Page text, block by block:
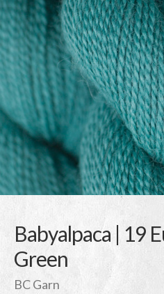
Babyalpaca | 19
Green
BC Garn